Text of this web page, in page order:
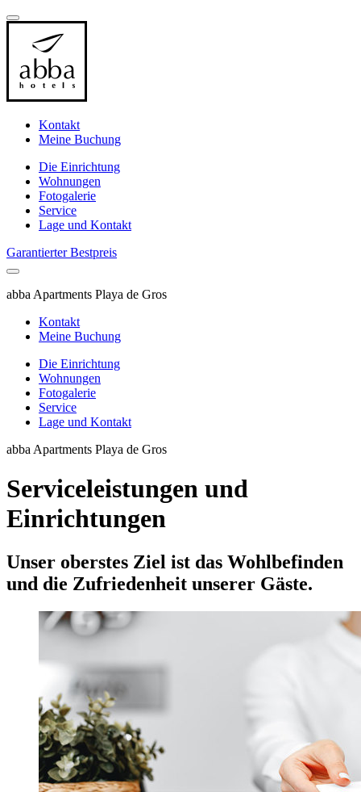
Kontakt
Meine Buchung
Die Einrichtung
Wohnungen
Fotogalerie
Service
Lage und Kontakt
Garantierter Bestpreis
abba Apartments Playa de Gros
Kontakt
Meine Buchung
Die Einrichtung
Wohnungen
Fotogalerie
Service
Lage und Kontakt
abba Apartments Playa de Gros
Serviceleistungen und
Einrichtungen
Unser oberstes Ziel ist das Wohlbefinden
und die Zufriedenheit unserer Gäste.